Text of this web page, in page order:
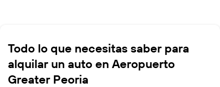
Todo lo que necesitas saber para
alquilar un auto en Aeropuerto
Greater Peoria